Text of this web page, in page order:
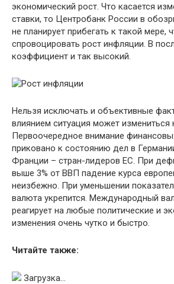
экономический рост. Что касается
ставки, то Центробанк России в
не планирует прибегать к такой мере,
спровоцировать рост инфляции. В
коэффициент и так высокий.
Нельзя исключать и объективные
влиянием ситуация может измениться
Первоочередное внимание
приковано к состоянию дел в
Франции – стран-лидеров ЕС. При
выше 3% от ВВП падение курса
неизбежно. При уменьшении
валюта укрепится. Международный
реагирует на любые политические и
изменения очень чутко и быстро.
Читайте также:
Загрузка…